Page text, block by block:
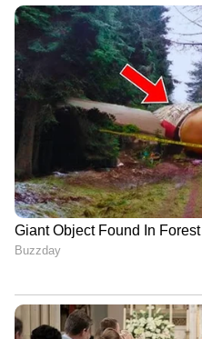
യുകെ ആസ്ഥാനമായ
സംഘടനയാണ് വിവിധ
22500 പൗണ്ട്
എന്താണ് വരാൻ
കണ്ടറിഞ്ഞോളൂ;
ആയങ്കിക്ക്
ചെന്നിത്തല|Arjun